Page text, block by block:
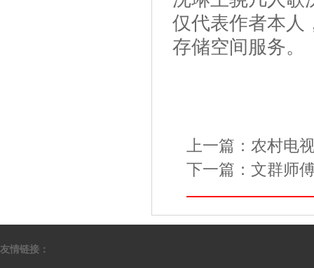
仅代表作者本人
存储空间服务。
上一篇： 农村电
下一篇： 文群师
友情链接：